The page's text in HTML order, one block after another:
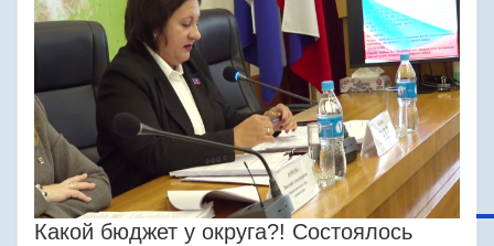
Какой бюджет у округа?! Состоялось